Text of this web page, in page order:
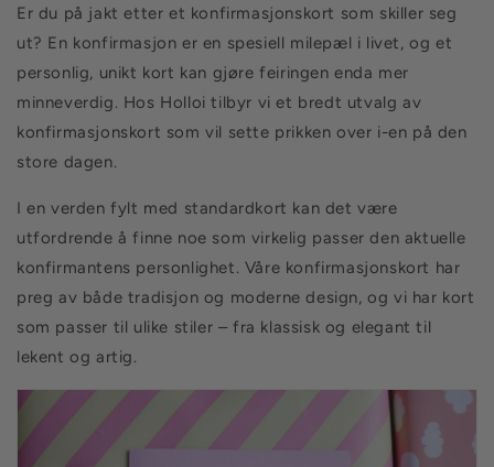
Er du på jakt etter et konfirmasjonskort som skiller seg
ut? En konfirmasjon er en spesiell milepæl i livet, og et
personlig, unikt kort kan gjøre feiringen enda mer
minneverdig. Hos Holloi tilbyr vi et bredt utvalg av
konfirmasjonskort som vil sette prikken over i-en på den
store dagen.
I en verden fylt med standardkort kan det være
utfordrende å finne noe som virkelig passer den aktuelle
konfirmantens personlighet. Våre konfirmasjonskort har
preg av både tradisjon og moderne design, og vi har kort
som passer til ulike stiler – fra klassisk og elegant til
lekent og artig.